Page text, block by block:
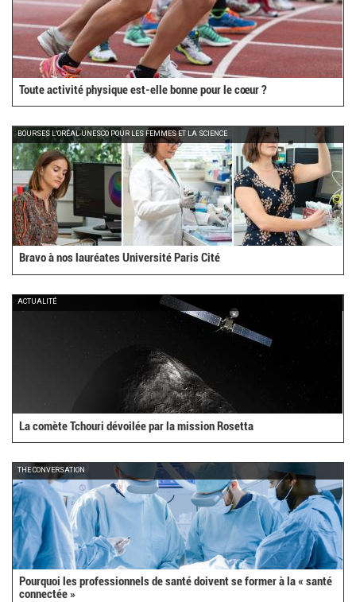
Toute activité physique est-elle bonne pour le cœur ?
BOURSES L’ORÉAL-UNESCO POUR LES FEMMES ET LA SCIENCE
Bravo à nos lauréates Université Paris Cité
ACTUALITÉ
La comète Tchouri dévoilée par la mission Rosetta
THE CONVERSATION
Pourquoi les professionnels de santé doivent se former à la « santé
connectée »